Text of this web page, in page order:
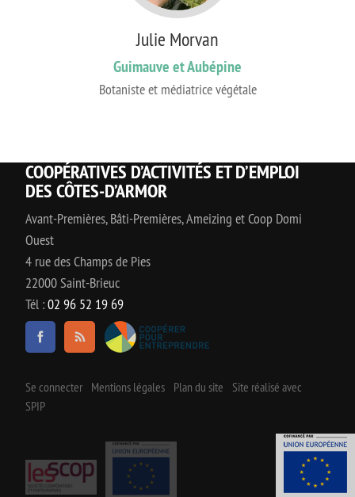
Julie Morvan
Guimauve et Aubépine
Botaniste et médiatrice végétale
COOPÉRATIVES D’ACTIVITÉS ET D’EMPLOI
DES CÔTES-D’ARMOR
Avant-Premières, Bâti-Premières, Ameizing et Coop Domi
Ouest
4 rue des Champs de Pies
22000 Saint-Brieuc
Tél :02 96 52 19 69
Se connecter Mentions légales Plan du site
Site réalisé avec
SPIP